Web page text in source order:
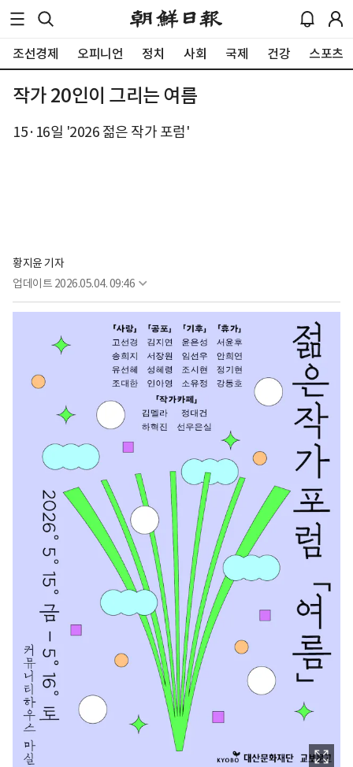
조선경제 오피니언 정치 사회 국제 건강 스포츠
작가 20인이 그리는 여름
15·16일 '2026 젊은 작가 포럼'
황지윤 기자
업데이트 2026.05.04. 09:46